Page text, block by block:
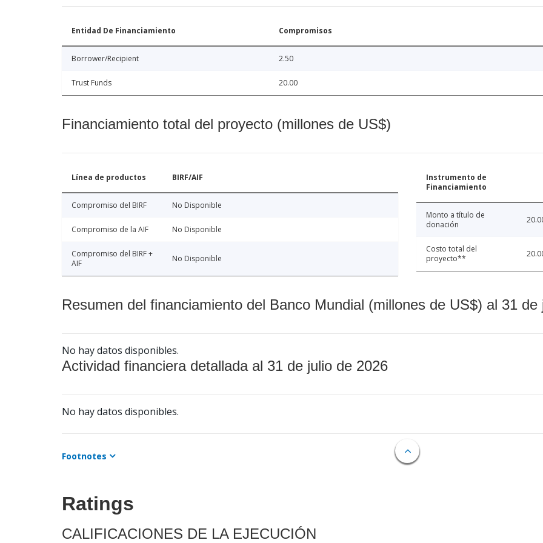
Entidad De Financiamiento Compromisos
Borrower/Recipient 2.50
Trust Funds 20.00
Financiamiento total del proyecto (millones de US$)
Línea de productos BIRF/AIF
Compromiso del BIRF No Disponible
Compromiso de la AIF No Disponible
Compromiso del BIRF +
AIF
No Disponible
Instrumento de
Financiamiento
Monto a título de
donación
Costo total del
proyecto**
Resumen del financiamiento del Banco Mundial (millones de US$) al 31 de
No hay datos disponibles.
Actividad financiera detallada al 31 de julio de 2026
No hay datos disponibles.
Footnotes
Ratings
CALIFICACIONES DE LA EJECUCIÓN